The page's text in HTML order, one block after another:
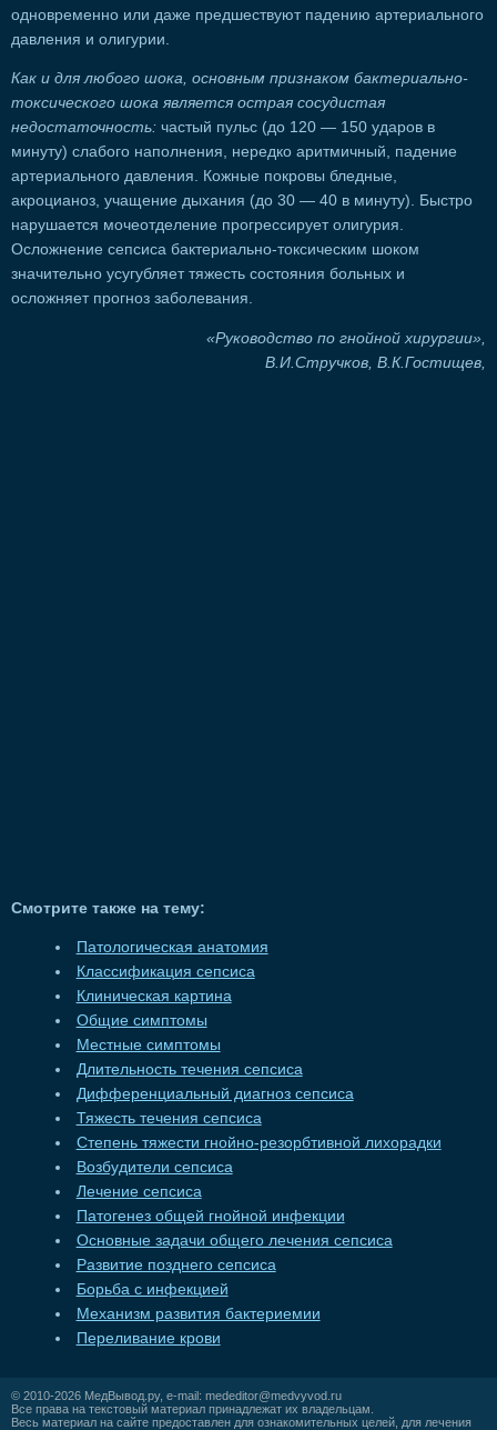
одновременно или даже предшествуют падению артериального
давления и олигурии.
Как и для любого шока, основным признаком бактериально-
токсического шока является острая сосудистая
недостаточность: частый пульс (до 120 — 150 ударов в
минуту) слабого наполнения, нередко аритмичный, падение
артериального давления. Кожные покровы бледные,
акроцианоз, учащение дыхания (до 30 — 40 в минуту). Быстро
нарушается мочеотделение прогрессирует олигурия.
Осложнение сепсиса бактериально-токсическим шоком
значительно усугубляет тяжесть состояния больных и
осложняет прогноз заболевания.
«Руководство по гнойной хирургии»,
В.И.Стручков, В.К.Гостищев,
Смотрите также на тему:
Патологическая анатомия
Классификация сепсиса
Клиническая картина
Общие симптомы
Местные симптомы
Длительность течения сепсиса
Дифференциальный диагноз сепсиса
Тяжесть течения сепсиса
Степень тяжести гнойно-резорбтивной лихорадки
Возбудители сепсиса
Лечение сепсиса
Патогенез общей гнойной инфекции
Основные задачи общего лечения сепсиса
Развитие позднего сепсиса
Борьба с инфекцией
Механизм развития бактериемии
Переливание крови
© 2010-2026 МедВывод.ру, e-mail: mededitor@medvyvod.ru
Все права на текстовый материал принадлежат их владельцам.
Весь материал на сайте предоставлен для ознакомительных целей, для лечения